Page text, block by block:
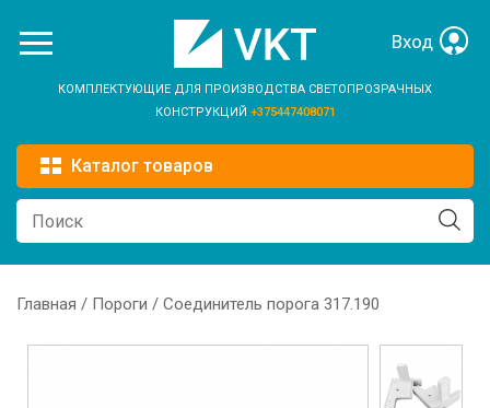
КОМПЛЕКТУЮЩИЕ ДЛЯ ПРОИЗВОДСТВА СВЕТОПРОЗРАЧНЫХ
КОНСТРУКЦИЙ +375447408071
Каталог товаров
Вход
Главная / Пороги / Соединитель порога 317.190